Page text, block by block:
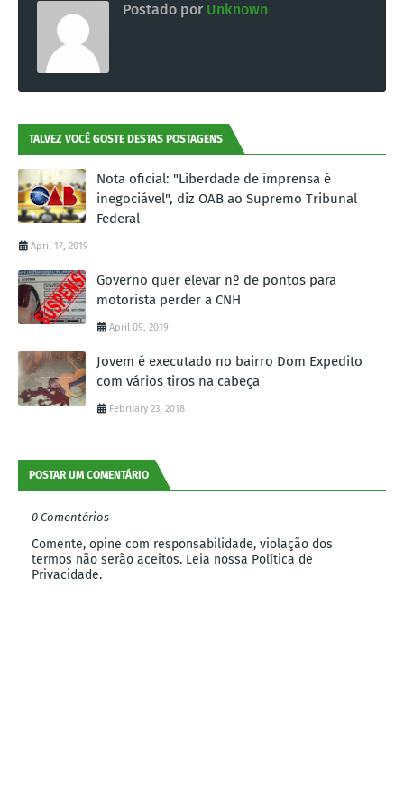
Postado por Unknown
TALVEZ VOCÊ GOSTE DESTAS POSTAGENS
Nota oficial: "Liberdade de imprensa é
inegociável", diz OAB ao Supremo Tribunal
Federal
April 17, 2019
Governo quer elevar nº de pontos para
motorista perder a CNH
April 09, 2019
Jovem é executado no bairro Dom Expedito
com vários tiros na cabeça
February 23, 2018
POSTAR UM COMENTÁRIO
0 Comentários
Comente, opine com responsabilidade, violação dos
termos não serão aceitos. Leia nossa Política de
Privacidade.